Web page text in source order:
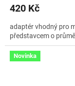
420 Kč
adaptér vhodný pro
představcem o
Novinka